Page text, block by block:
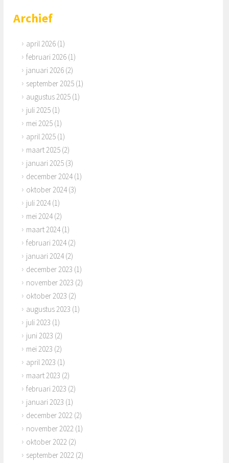
Archief
april 2026 (1)
februari 2026 (1)
januari 2026 (2)
september 2025 (1)
augustus 2025 (1)
juli 2025 (1)
mei 2025 (1)
april 2025 (1)
maart 2025 (2)
januari 2025 (3)
december 2024(1)
oktober 2024(3)
juli 2024(1)
mei 2024(2)
maart 2024(1)
februari 2024(2)
januari 2024(2)
december 2023 (1)
november 2023 (2)
oktober 2023 (2)
augustus 2023 (1)
juli 2023 (1)
juni 2023 (2)
mei 2023 (2)
april 2023 (1)
maart 2023 (2)
februari 2023 (2)
januari 2023 (1)
december 2022 (2)
november 2022 (1)
oktober 2022 (2)
september 2022 (2)